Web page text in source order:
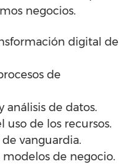
negocios.
digital de
de
análisis de datos.
uso de los recursos.
vanguardia.
modelos de negocio.